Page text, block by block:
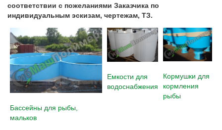
соответствии с пожеланиями Заказчика по
индивидуальным эскизам, чертежам, ТЗ.
Бассейны для рыбы,
мальков
Емкости для
водоснабжения
Кормушки для
кормления
рыбы